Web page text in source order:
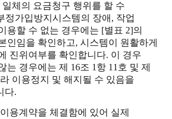
체의 요금청구 행위를 할 수
정가입방지시스템의 장애, 작업
용할 수 없는 경우에는 [별표 2]의
인임을 확인하고, 시스템이 원활하게
진위여부를 확인합니다. 이 경우
는 경우에는 제 16조 1항 11호 및 제
이용정지 및 해지될 수 있음을
다.
용계약을 체결함에 있어 실제